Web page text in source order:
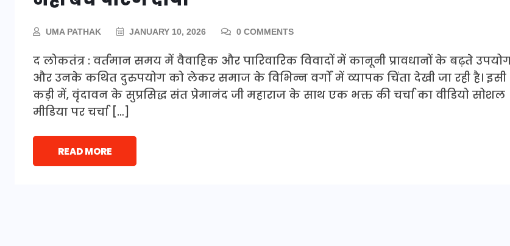
UMA PATHAK JANUARY 10, 2026 0 COMMENTS
द लोकतंत्र : वर्तमान समय में वैवाहिक और पारिवारिक विवादों में कानूनी प्रावधानों के बढ़ते
और उनके कथित दुरुपयोग को लेकर समाज के विभिन्न वर्गों में व्यापक चिंता देखी जा रही है। इसी
कड़ी में, वृंदावन के सुप्रसिद्ध संत प्रेमानंद जी महाराज के साथ एक भक्त की चर्चा का वीडियो सोशल
मीडिया पर चर्चा […]
READ MORE